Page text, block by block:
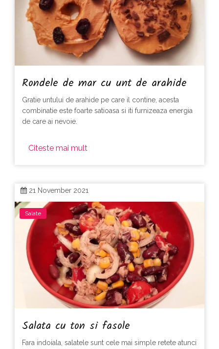
Rondele de mar cu unt de arahide
Gratie untului de arahide pe care il contine, acesta
combinatie este foarte satioasa si iti furnizeaza energia
de care ai nevoie.
Citeste mai mult
21 November 2021
Salate
Salata cu ton si fasole
Fara indoiala, salatele sunt cele mai simple retete atunci